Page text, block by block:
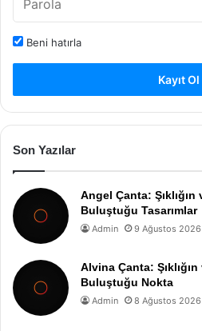
Beni hatırla
Kayıt Ol
Son Yazılar
Angel Çanta:
Buluştuğu Tasarımlar
Admin 9 Ağustos 2026
Alvina Çanta:
Buluştuğu Nokta
Admin 8 Ağustos 2026